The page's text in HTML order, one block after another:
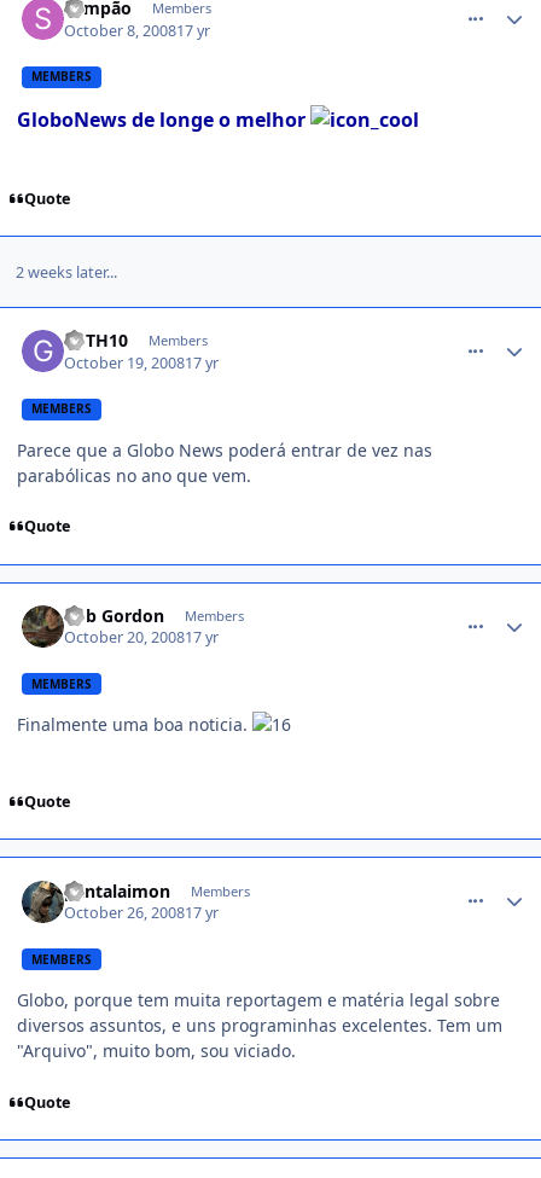
Sampão Members
October 8, 200817 yr
MEMBERS
GloboNews de longe o melhor
Quote
2 weeks later...
GFTH10 Members
October 19, 200817 yr
MEMBERS
Parece que a Globo News poderá entrar de vez nas
parabólicas no ano que vem.
Quote
Rob Gordon Members
October 20, 200817 yr
MEMBERS
Finalmente uma boa noticia.
Quote
pantalaimon Members
October 26, 200817 yr
MEMBERS
Globo, porque tem muita reportagem e matéria legal sobre
diversos assuntos, e uns programinhas excelentes. Tem um
"Arquivo", muito bom, sou viciado.
Quote